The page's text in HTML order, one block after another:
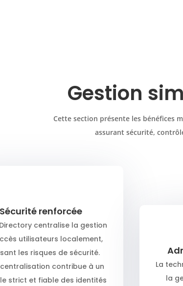
Gestion
Cette section présente les bénéfices
assurant sécurité,
Sécurité renforcée
centralise la gestion
utilisateurs localement,
les risques de sécurité.
contribue à un
strict et fiable des identités
La
la